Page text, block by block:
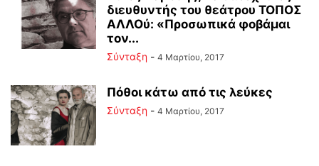
διευθυντής του θεάτρου ΤΟΠΟΣ
ΑΛΛΟύ: «Προσωπικά φοβάμαι
τον...
Σύνταξη - 4 Μαρτίου, 2017
Πόθοι κάτω από τις λεύκες
Σύνταξη - 4 Μαρτίου, 2017